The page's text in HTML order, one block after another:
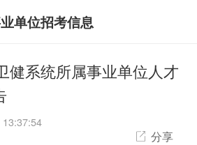
单位招考信息
健系统所属事业单位人才
13:37:54
分享